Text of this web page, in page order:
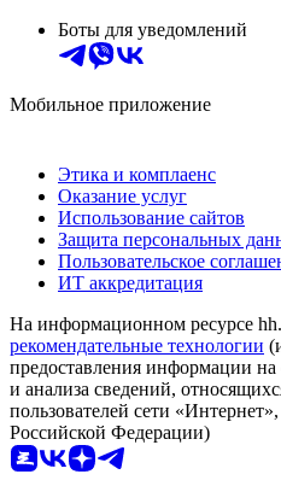
Боты для уведомлений
Мобильное приложение
Этика и комплаенс
Оказание услуг
Использование сайтов
Защита персональных
Пользовательское
ИТ аккредитация
На информационном ресурсе
рекомендательные технологии
предоставления информации на
и анализа сведений,
пользователей сети
Российской Федерации)